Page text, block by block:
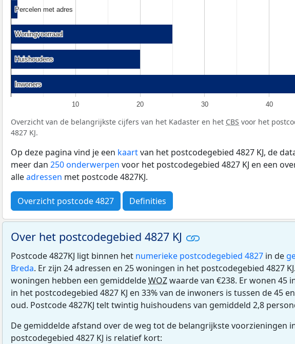
10 20 30 40
Percelen met adres
Percelen met adres
Woningvoorraad
Woningvoorraad
Huishoudens
Huishoudens
Inwoners
Inwoners
Overzicht van de belangrijkste cijfers van het Kadaster en het CBS voor het
4827 KJ.
Op deze pagina vind je een kaartvan het postcodegebied 4827 KJ, de
meer dan 250 onderwerpen voor het postcodegebied 4827 KJ en een
alleadressen met postcode 4827KJ.
Overzicht postcode 4827 Definities
Over het postcodegebied 4827 KJ
Postcode 4827KJ ligt binnen het numerieke postcodegebied 4827 in de
Breda. Er zijn 24 adressen en 25 woningen in het postcodegebied 4827
woningen hebben een gemiddeldeWOZwaarde van €238. Er wonen 45
in het postcodegebied 4827 KJ en 33% van de inwoners is tussen de 45
oud. Postcode 4827KJ telt twintig huishoudens van gemiddeld 2,8
De gemiddelde afstand over de weg tot de belangrijkste voorzieningen
postcodegebied 4827 KJ is relatief kort: